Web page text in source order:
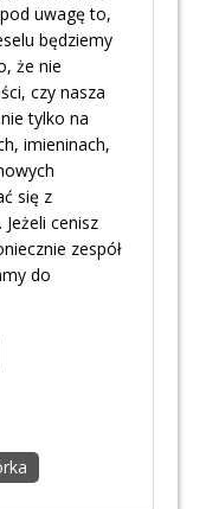
uwagę to,
będziemy
że nie
czy nasza
tylko na
imieninach,
się z
cenisz
zespół
do